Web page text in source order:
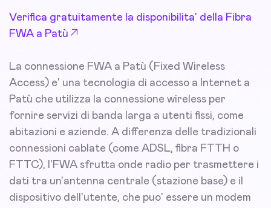
Verifica gratuitamente la disponibilita' della Fibra
FWA a Patù
La connessione FWA a Patù (Fixed Wireless
Access) e' una tecnologia di accesso a Internet a
Patù che utilizza la connessione wireless per
fornire servizi di banda larga a utenti fissi, come
abitazioni e aziende. A differenza delle tradizionali
connessioni cablate (come ADSL, fibra FTTH o
FTTC), l'FWA sfrutta onde radio per trasmettere i
dati tra un'antenna centrale (stazione base) e il
dispositivo dell'utente, che puo' essere un modem